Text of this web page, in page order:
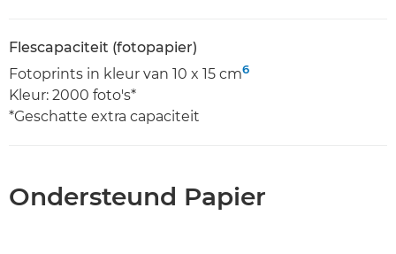
Flescapaciteit (fotopapier)
Fotoprints in kleur van 10 x 15 cm6
Kleur: 2000 foto's*
*Geschatte extra capaciteit
Ondersteund Papier